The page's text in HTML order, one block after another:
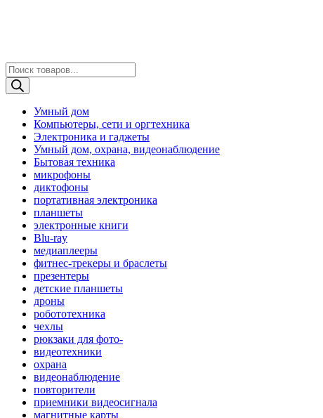
Поиск
товаров
Умный дом
Компьютеры, сети и оргтехника
Электроника и гаджеты
Умный дом, охрана, видеонаблюдение
Бытовая техника
микрофоны
диктофоны
портативная электроника
планшеты
электронные книги
Blu-ray
медиаплееры
фитнес-трекеры и браслеты
презентеры
детские планшеты
дроны
робототехника
чехлы
рюкзаки для фото-
видеотехники
охрана
видеонаблюдение
повторители
приемники видеосигнала
магнитные карты